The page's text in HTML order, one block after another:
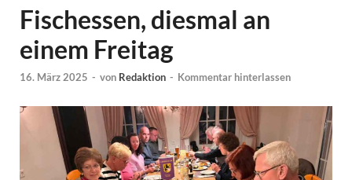
Fischessen, diesmal an
einem Freitag
16. März 2025 - von Redaktion - Kommentar hinterlassen